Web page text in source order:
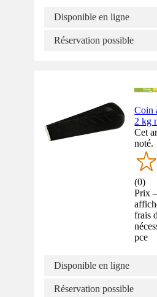
Disponible en ligne
Réservation possible
Coin
2 kg
Cet
noté.
(0)
Prix
frais
pce
Disponible en ligne
Réservation possible